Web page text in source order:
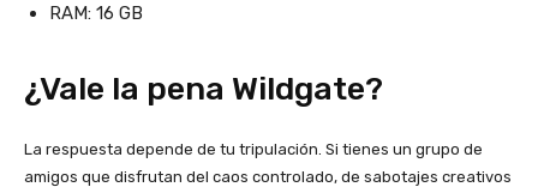
RAM: 16 GB
¿Vale la pena Wildgate?
La respuesta depende de tu tripulación. Si tienes un grupo de
amigos que disfrutan del caos controlado, de sabotajes creativos